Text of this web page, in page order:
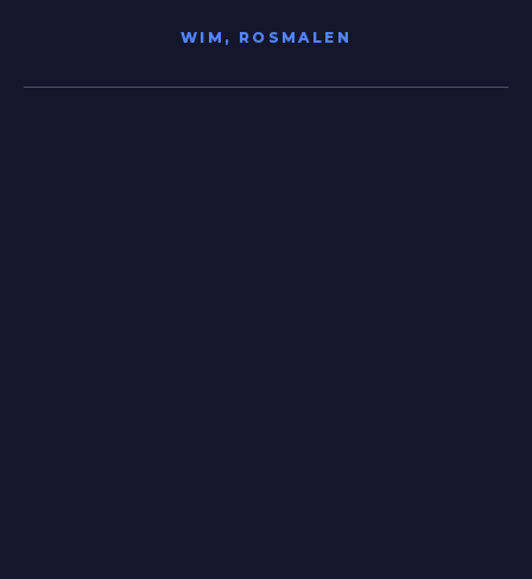
sfeer waardoor ik me meteen op mijn gemak
mijn auto. Vrijdag mag ik hem ophalen en ik